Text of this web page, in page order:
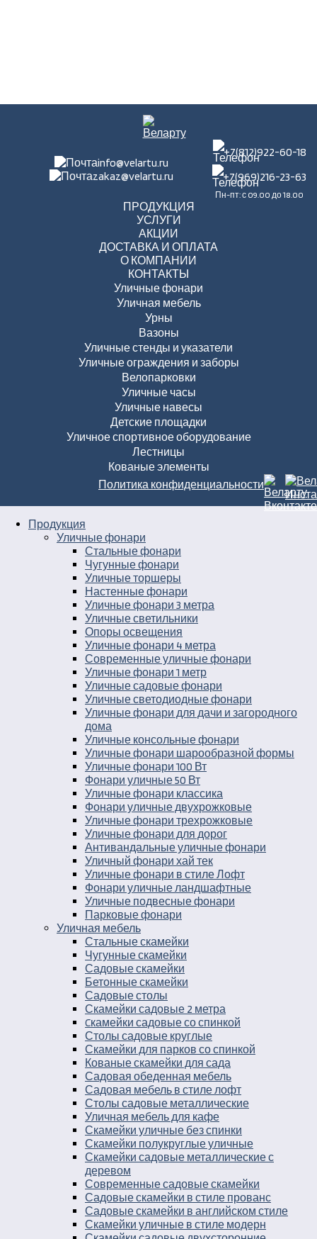
info@velartu.ru
zakaz@velartu.ru
+7(812)922-60-18
+7(969)216-23-63
Пн-пт: с 09.00 до 18.00
ПРОДУКЦИЯ
УСЛУГИ
АКЦИИ
ДОСТАВКА И ОПЛАТА
О КОМПАНИИ
КОНТАКТЫ
Уличные фонари
Уличная мебель
Урны
Вазоны
Уличные стенды и указатели
Уличные ограждения и заборы
Велопарковки
Уличные часы
Уличные навесы
Детские площадки
Уличное спортивное оборудование
Лестницы
Кованые элементы
Политика конфиденциальности
Продукция
Уличные фонари
Стальные фонари
Чугунные фонари
Уличные торшеры
Настенные фонари
Уличные фонари 3 метра
Уличные светильники
Опоры освещения
Уличные фонари 4 метра
Современные уличные фонари
Уличные фонари 1 метр
Уличные садовые фонари
Уличные светодиодные фонари
Уличные фонари для дачи и загородного
дома
Уличные консольные фонари
Уличные фонари шарообразной формы
Уличные фонари 100 Вт
Фонари уличные 50 Вт
Уличные фонари классика
Фонари уличные двухрожковые
Уличные фонари трехрожковые
Уличные фонари для дорог
Антивандальные уличные фонари
Уличный фонари хай тек
Уличные фонари в стиле Лофт
Фонари уличные ландшафтные
Уличные подвесные фонари
Парковые фонари
Уличная мебель
Стальные скамейки
Чугунные скамейки
Садовые скамейки
Бетонные скамейки
Садовые столы
Скамейки садовые 2 метра
Cкамейки садовые со спинкой
Столы садовые круглые
Скамейки для парков со спинкой
Кованые скамейки для сада
Садовая обеденная мебель
Садовая мебель в стиле лофт
Столы садовые металлические
Уличная мебель для кафе
Скамейки уличные без спинки
Скамейки полукруглые уличные
Скамейки садовые металлические с
деревом
Современные садовые скамейки
Садовые скамейки в стиле прованс
Садовые скамейки в английском стиле
Скамейки уличные в стиле модерн